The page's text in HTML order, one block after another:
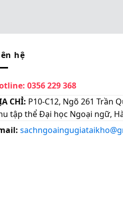
hệ
0356 229 368
CHỈ: P10-C12, Ngõ 261 Trần
tập thể Đại học Ngoại ngữ,